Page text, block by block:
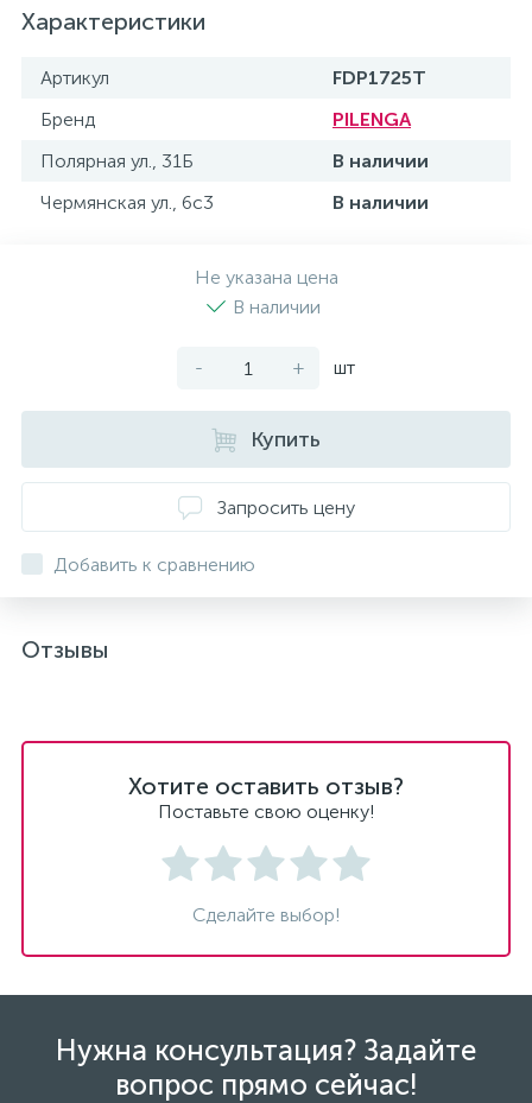
Характеристики
Артикул
FDP1725T
Бренд
PILENGA
Полярная ул., 31Б
В наличии
Чермянская ул., 6с3
В наличии
Не указана цена
В наличии
- + шт
Купить
Запросить цену
Добавить к сравнению
Отзывы
Хотите оставить отзыв?
Поставьте свою оценку!
Сделайте выбор!
Нужна консультация? Задайте
вопрос прямо сейчас!